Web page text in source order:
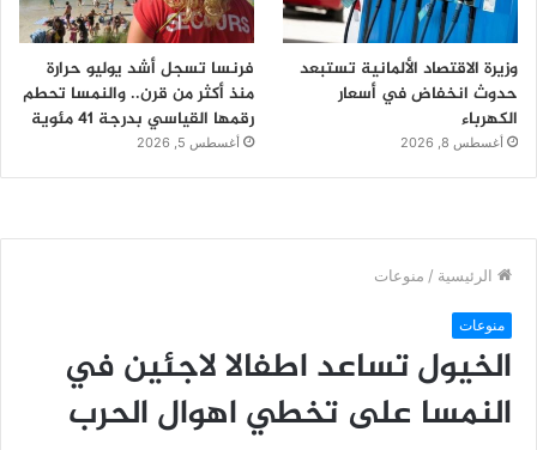
وزيرة الاقتصاد الألمانية تستبعد
حدوث انخفاض في أسعار
الكهرباء
أغسطس 8, 2026
فرنسا تسجل أشد يوليو حرارة
منذ أكثر من قرن.. والنمسا تحطم
رقمها القياسي بدرجة 41 مئوية
أغسطس 5, 2026